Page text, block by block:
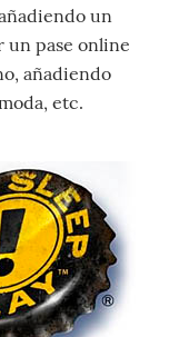
un
un pase online
añadiendo
etc.